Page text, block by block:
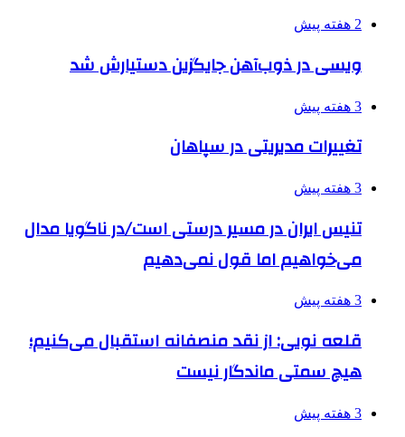
2 هفته پیش
ویسی در ذوب‌آهن جایگزین دستیارش شد
3 هفته پیش
تغییرات مدیریتی در سپاهان
3 هفته پیش
تنیس ایران در مسیر درستی است/در ناگویا مدال
می‌خواهیم اما قول نمی‌دهیم
3 هفته پیش
قلعه نویی: از نقد منصفانه استقبال می‌کنیم؛
هیچ سمتی ماندگار نیست
3 هفته پیش